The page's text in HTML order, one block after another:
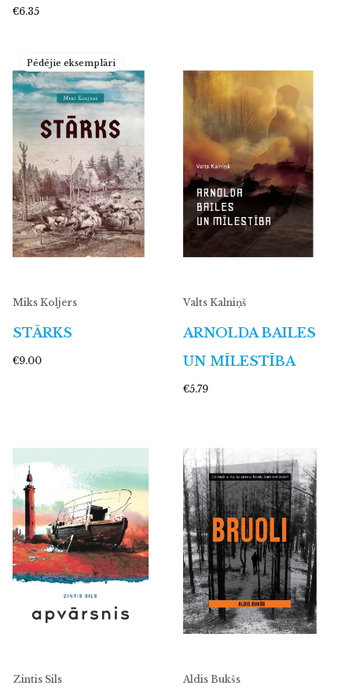
€6.35
Pēdējie eksemplāri
Miks Koljers
STĀRKS
€9.00
Valts Kalniņš
ARNOLDA BAILES
UN MĪLESTĪBA
€5.79
Zintis Sils Aldis Bukšs